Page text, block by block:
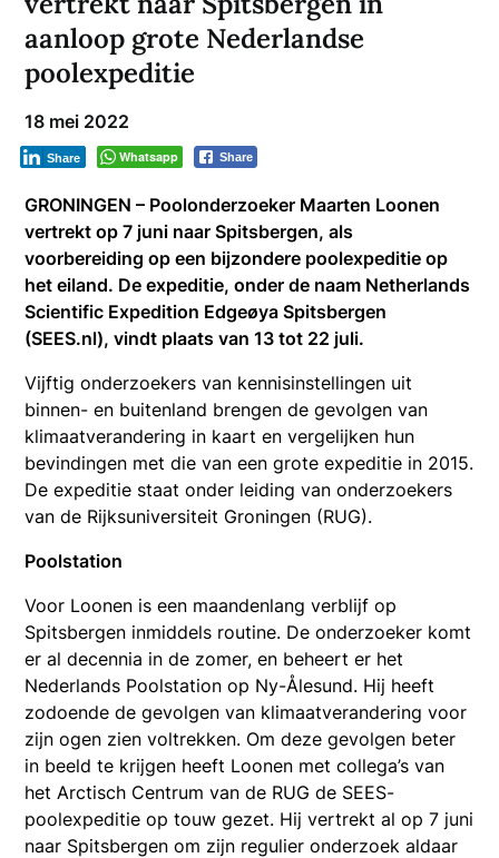
aanloop grote Nederlandse
poolexpeditie
18 mei 2022
Whatsapp Share
Share
GRONINGEN – Poolonderzoeker Maarten Loonen
vertrekt op 7 juni naar Spitsbergen, als
voorbereiding op een bijzondere poolexpeditie op
het eiland. De expeditie, onder de naam Netherlands
Scientific Expedition Edgeøya Spitsbergen
(SEES.nl), vindt plaats van 13 tot 22 juli.
Vijftig onderzoekers van kennisinstellingen uit
binnen- en buitenland brengen de gevolgen van
klimaatverandering in kaart en vergelijken hun
bevindingen met die van een grote expeditie in 2015.
De expeditie staat onder leiding van onderzoekers
van de Rijksuniversiteit Groningen (RUG).
Poolstation
Voor Loonen is een maandenlang verblijf op
Spitsbergen inmiddels routine. De onderzoeker komt
er al decennia in de zomer, en beheert er het
Nederlands Poolstation op Ny-Ålesund. Hij heeft
zodoende de gevolgen van klimaatverandering voor
zijn ogen zien voltrekken. Om deze gevolgen beter
in beeld te krijgen heeft Loonen met collega’s van
het Arctisch Centrum van de RUG de SEES-
poolexpeditie op touw gezet. Hij vertrekt al op 7 juni
naar Spitsbergen om zijn regulier onderzoek aldaar